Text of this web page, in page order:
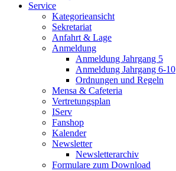
Service
Kategorieansicht
Sekretariat
Anfahrt & Lage
Anmeldung
Anmeldung Jahrgang 5
Anmeldung Jahrgang 6-10
Ordnungen und Regeln
Mensa & Cafeteria
Vertretungsplan
IServ
Fanshop
Kalender
Newsletter
Newsletterarchiv
Formulare zum Download